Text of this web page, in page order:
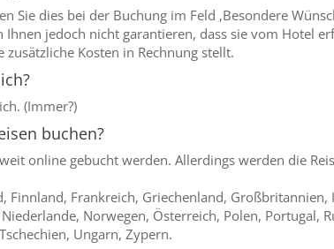
Sie dies bei der Buchung im Feld ‚Besondere
jedoch nicht garantieren, dass sie vom Hotel
Kosten in Rechnung stellt.
(Immer?)
buchen?
online gebucht werden. Allerdings werden die
Finnland, Frankreich, Griechenland, Großbritannien,
Norwegen, Österreich, Polen, Portugal,
Ungarn, Zypern.